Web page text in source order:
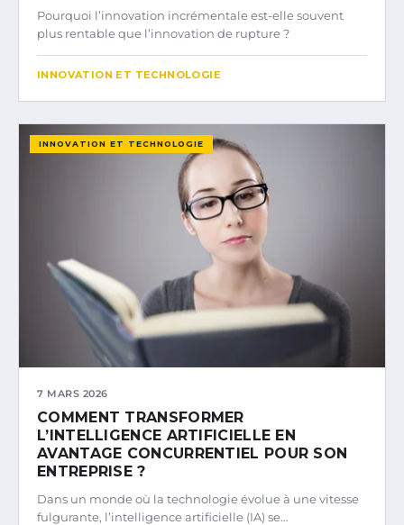
Pourquoi l’innovation incrémentale est-elle souvent
plus rentable que l’innovation de rupture ?
INNOVATION ET TECHNOLOGIE
INNOVATION ET TECHNOLOGIE
7 MARS 2026
COMMENT TRANSFORMER
L’INTELLIGENCE ARTIFICIELLE EN
AVANTAGE CONCURRENTIEL POUR SON
ENTREPRISE ?
Dans un monde où la technologie évolue à une vitesse
fulgurante, l’intelligence artificielle (IA) se…